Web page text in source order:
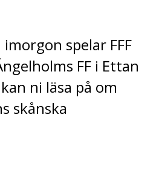
spelar FFF
FF i Ettan
ni läsa på om
skånska